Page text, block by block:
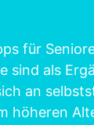
für
sind als
an
höheren